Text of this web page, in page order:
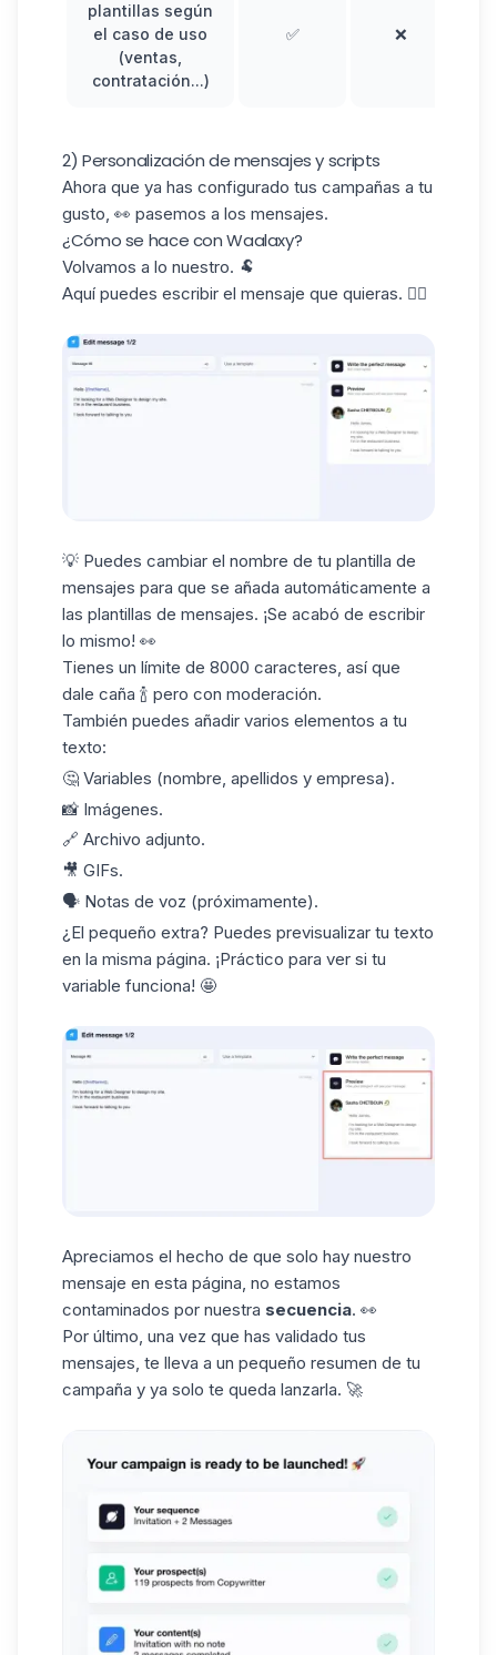
plantillas según
el caso de uso
(ventas,
contratación...)
✅ ❌
2) Personalización de mensajes y scripts
Ahora que ya has configurado tus campañas a tu
gusto, 👀 pasemos a los mensajes.
¿Cómo se hace con Waalaxy?
Volvamos a lo nuestro. 🐏
Aquí puedes escribir el mensaje que quieras. 👇🏼
💡 Puedes cambiar el nombre de tu plantilla de
mensajes para que se añada automáticamente a
las plantillas de mensajes. ¡Se acabó de escribir
lo mismo! 👀
Tienes un límite de 8000 caracteres, así que
dale caña 🍾 pero con moderación.
También puedes añadir varios elementos a tu
texto:
🤔 Variables (nombre, apellidos y empresa).
📸 Imágenes.
🔗 Archivo adjunto.
🎥 GIFs.
🗣️ Notas de voz (próximamente).
¿El pequeño extra? Puedes previsualizar tu texto
en la misma página. ¡Práctico para ver si tu
variable funciona! 🤩
Apreciamos el hecho de que solo hay nuestro
mensaje en esta página, no estamos
contaminados por nuestra secuencia. 👀
Por último, una vez que has validado tus
mensajes, te lleva a un pequeño resumen de tu
campaña y ya solo te queda lanzarla. 🚀